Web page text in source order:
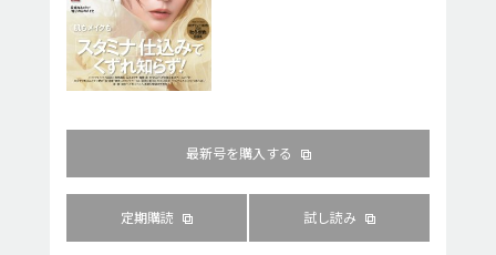
最新号を購入する
定期購読 試し読み